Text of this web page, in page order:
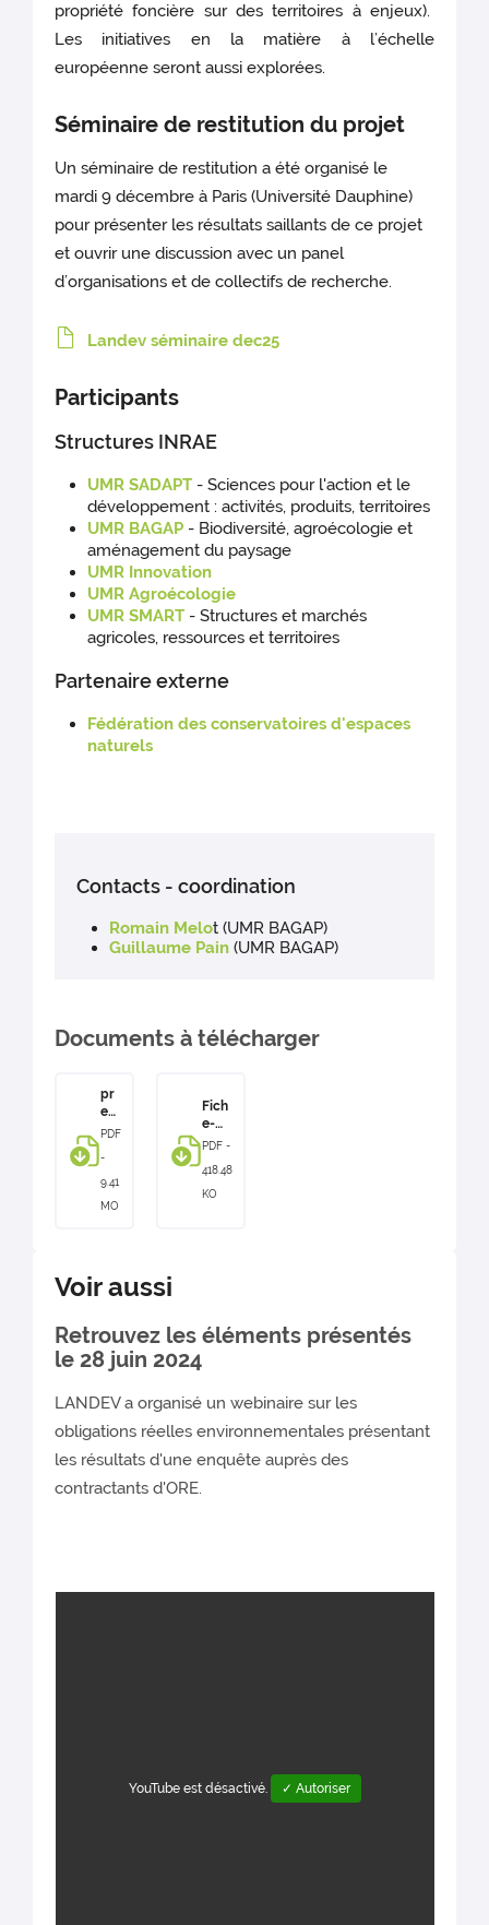
propriété foncière sur des territoires à enjeux).
Les initiatives en la matière à l’échelle
européenne seront aussi explorées.
Séminaire de restitution du projet
Un séminaire de restitution a été organisé le
mardi 9 décembre à Paris (Université Dauphine)
pour présenter les résultats saillants de ce projet
et ouvrir une discussion avec un panel
d’organisations et de collectifs de recherche.
Landev séminaire dec25
Participants
Structures INRAE
UMR SADAPT - Sciences pour l'action et le
développement : activités, produits, territoires
UMR BAGAP - Biodiversité, agroécologie et
aménagement du paysage
UMR Innovation
UMR Agroécologie
UMR SMART - Structures et marchés
agricoles, ressources et territoires
Partenaire externe
Fédération des conservatoires d'espaces
naturels
Contacts - coordination
Romain Melot (UMR BAGAP)
Guillaume Pain(UMR BAGAP)
Documents à télécharger
pr
es
ent
on
s
we
E
v2
02
PDF
-
9.41
MO
Fich
e-
proj
LAN
DEV-
PDF -
418.48
KO
Voir aussi
Retrouvez les éléments présentés
le 28 juin 2024
LANDEV a organisé un webinaire sur les
obligations réelles environnementales présentant
les résultats d'une enquête auprès des
contractants d'ORE.
YouTube est désactivé. ✓ Autoriser